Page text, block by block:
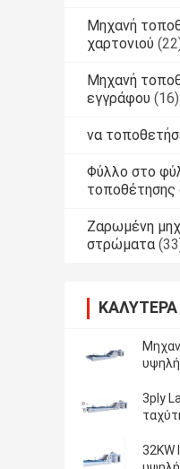
Μηχανή
χαρτονιού
Μηχανή
εγγράφου (16)
να
Φύλλο στο
Ζαρωμένη
στρώματα
3ply